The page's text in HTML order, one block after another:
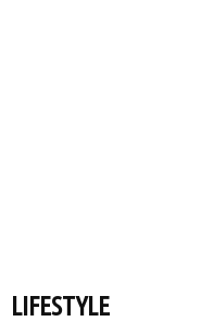
LIFESTYLE